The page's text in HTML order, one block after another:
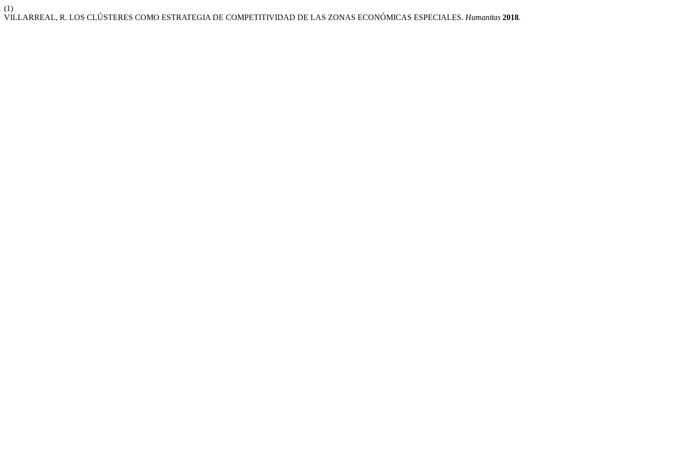
(1)
VILLARREAL, R. LOS CLÚSTERES COMO ESTRATEGIA DE COMPETITIVIDAD DE LAS ZONAS ECONÓMICAS ESPECIALES. Humanitas 2018.